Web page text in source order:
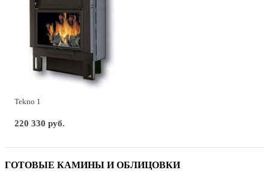
Tekno 1
220 330 руб.
ГОТОВЫЕ КАМИНЫ И ОБЛИЦОВКИ